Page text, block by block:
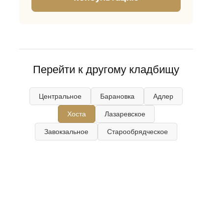
Перейти к другому кладбищу
Центральное Барановка Адлер
Хоста Лазаревское
Завокзальное Старообрядческое